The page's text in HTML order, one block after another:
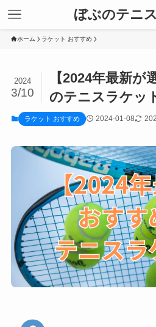
ぼぶのテニ
ホーム ラケット おすすめ
【2024年最新
のテニスラケッ
2024
3/10
ラケット おすすめ 2024-01-08